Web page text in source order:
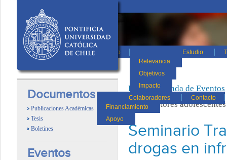
Inicio
Estudio
Relevancia
Objetivos
Impacto
Colaboradores
Financiamiento
Apoyo
Contacto
Documentos
Publicaciones Académicas
Tesis
Boletines
Eventos
Inicio/Agenda de Eventos
en infractores adolescentes
Seminario
drogas en